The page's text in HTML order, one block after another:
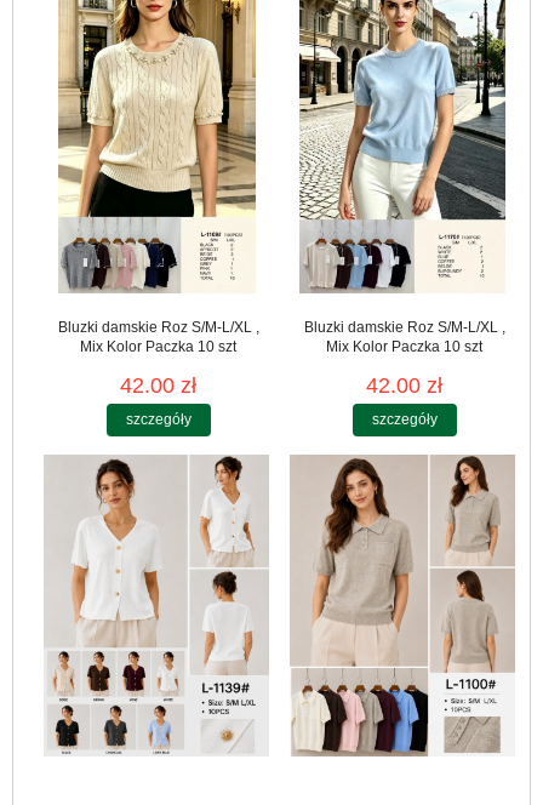
Bluzki damskie Roz S/M-L/XL ,
Mix Kolor Paczka 10 szt
42.00 zł
szczegóły
Bluzki damskie Roz S/M-L/XL ,
Mix Kolor Paczka 10 szt
42.00 zł
szczegóły